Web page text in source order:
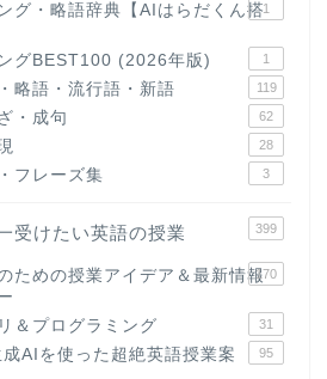
グ・略語辞典【AIはらだくん搭1
グBEST100 (2026年版) 1
略語・流行語・新語 119
・成句 62
28
フレーズ集 3
受けたい英語の授業 399
ための授業アイデア＆最新情報170
＆プログラミング 31
AIを使った超絶英語授業案 95